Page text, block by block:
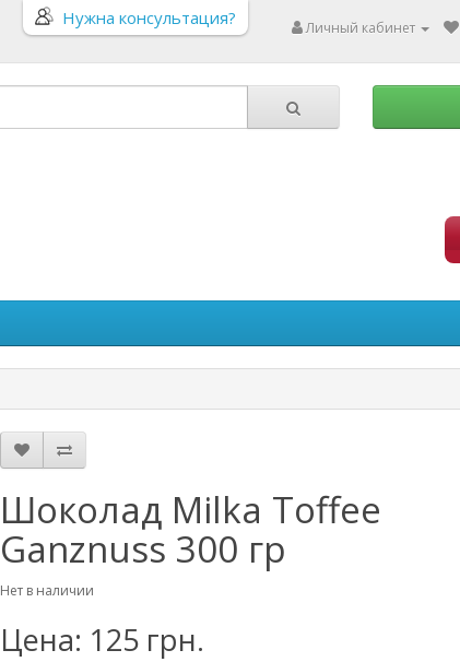
Личный кабинет
Нужна консультация?
Шоколад Milka Toffee
Ganznuss 300 гр
Нет в наличии
Цена: 125 грн.